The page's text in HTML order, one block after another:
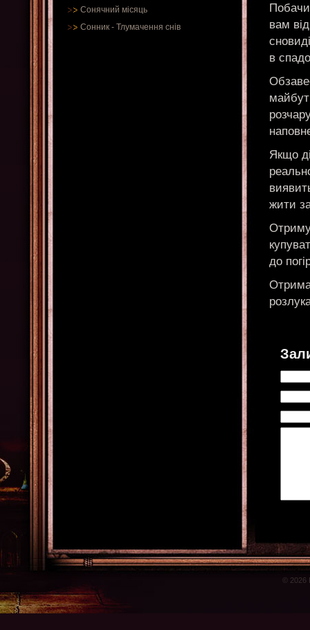
Сонячний місяць
Сонник - Тлумачення снів
вам
в
Якщо
жити
до
© 2026